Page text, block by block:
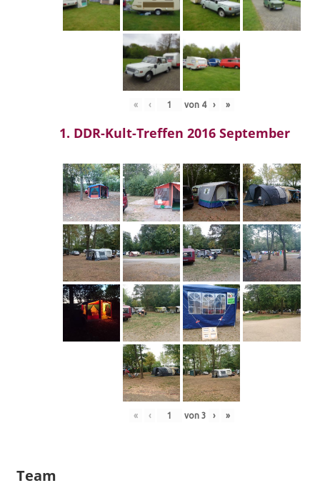
« ‹ von 4 › »
1. DDR-Kult-Treffen 2016 September
« ‹ von 3 › »
Team